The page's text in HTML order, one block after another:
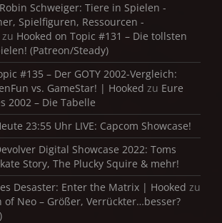
Schweiger: Tiere in Spielen -
Spielfiguren, Ressourcen -
zu Hooked on Topic #131 – Die tollsten
(Patreon/Steady)
#135 – Der GOTY 2002-Vergleich:
vs. GameStar! | Hooked zu Eure
2002 – Die Tabelle
23:55 Uhr LIVE: Capcom Showcase!
Digital Showcase 2022: Toms
Story, The Plucky Squire & mehr!
Desaster: Enter the Matrix | Hooked zu
of Neo – Größer, Verrückter…besser?